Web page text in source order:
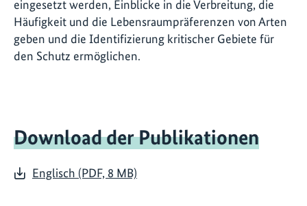
eingesetzt werden, Einblicke in die Verbreitung, die
Häufigkeit und die Lebensraumpräferenzen von Arten
geben und die Identifizierung kritischer Gebiete für
den Schutz ermöglichen.
Download der Publikationen
Englisch (PDF, 8 MB)